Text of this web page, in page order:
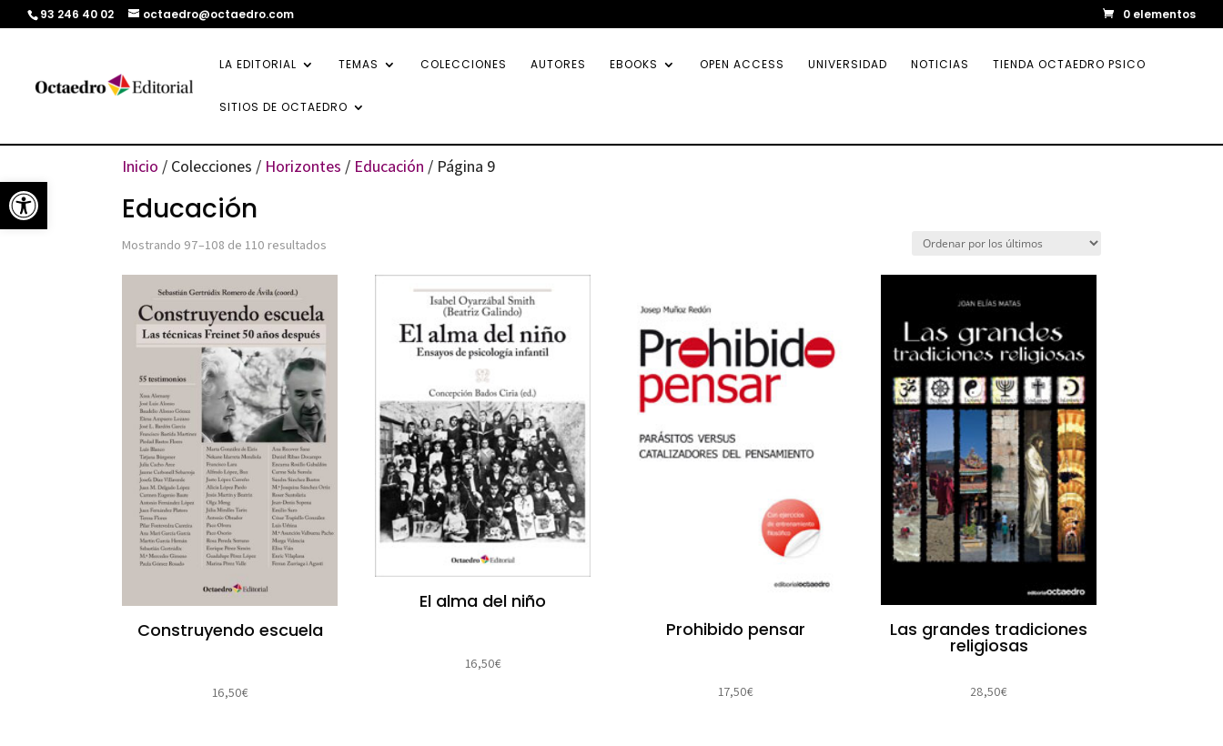
Abrir barra de herramientas
93 246 40 02 octaedro@octaedro.com 0 elementos
LA EDITORIAL TEMAS COLECCIONES AUTORES EBOOKS OPEN ACCESS UNIVERSIDAD NOTICIAS TIENDA OCTAEDRO PSICO
SITIOS DE OCTAEDRO
Inicio / Colecciones / Horizontes / Educación / Página 9
Educación
Mostrando 97–108 de 110 resultados
por
Construyendo escuela
16,50€
El alma del niño
16,50€
Prohibido pensar
17,50€
Las grandes tradiciones
religiosas
28,50€